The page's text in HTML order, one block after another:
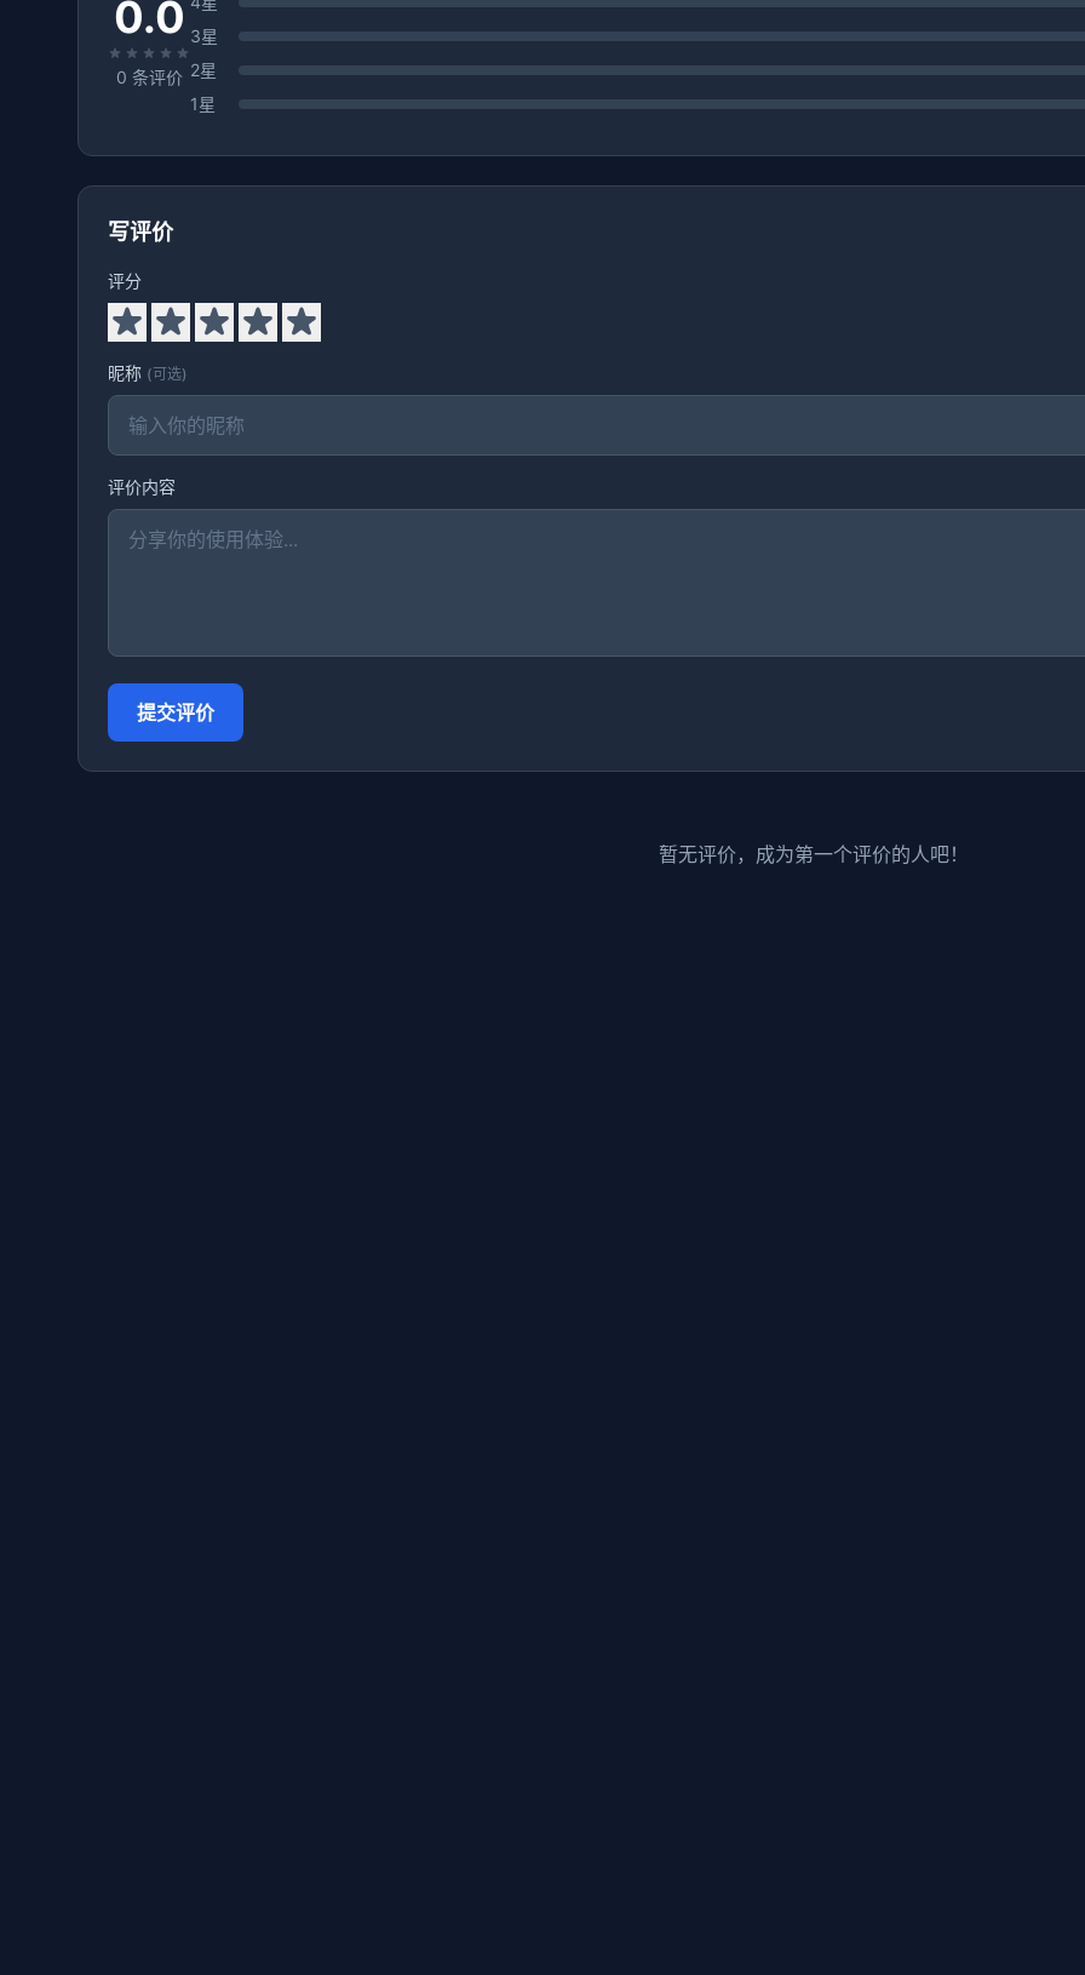
0.0
0 条评价
3星
2星
1星
写评价
评分
昵称 (可选)
评价内容
提交评价
暂无评价，成为第一个评价的人吧！